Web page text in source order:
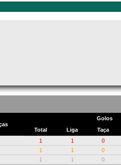
Golos
Total
Liga Taça
1 1 0
1 1 0
1 1 0